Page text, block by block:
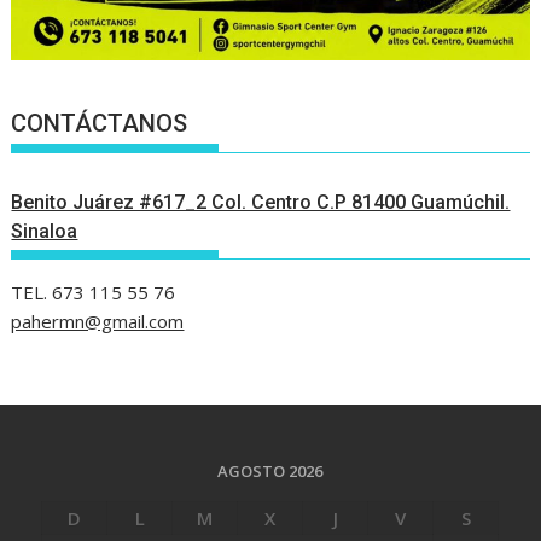
CONTÁCTANOS
Benito Juárez #617_2 Col. Centro C.P 81400 Guamúchil.
Sinaloa
TEL. 673 115 55 76
pahermn@gmail.com
AGOSTO 2026
D L M X J V
S